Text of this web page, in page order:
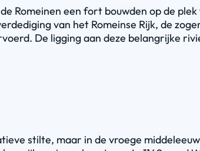
Romeinen een fort bouwden op de
van het Romeinse Rijk, de
De ligging aan deze belangrijke
stilte, maar in de vroege